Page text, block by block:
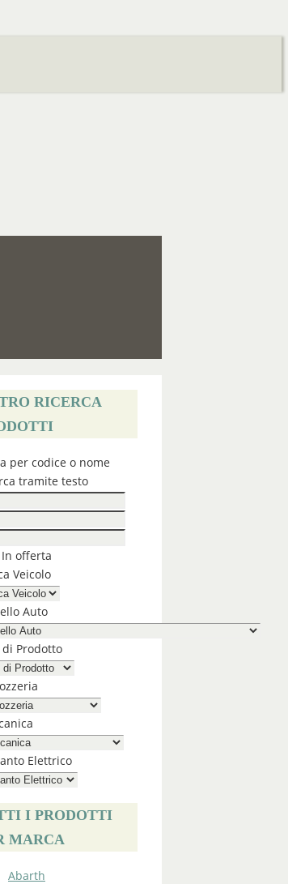
RICERCA
per codice o nome
tramite testo
In offerta
Veicolo
Auto
di Prodotto
Elettrico
I PRODOTTI
MARCA
Abarth